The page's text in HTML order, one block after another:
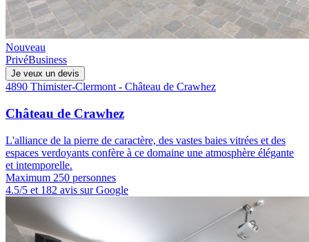
Nouveau
PrivéBusiness
Je veux un devis
4890 Thimister-Clermont - Château de Crawhez
Château de Crawhez
L'alliance de la pierre de caractère, des vastes baies vitrées et des
espaces verdoyants confère à ce domaine une atmosphère élégante
et intemporelle.
Maximum 250 personnes
4.5/5 et 182 avis sur Google